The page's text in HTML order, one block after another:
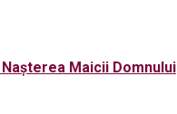
Maicii Domnului